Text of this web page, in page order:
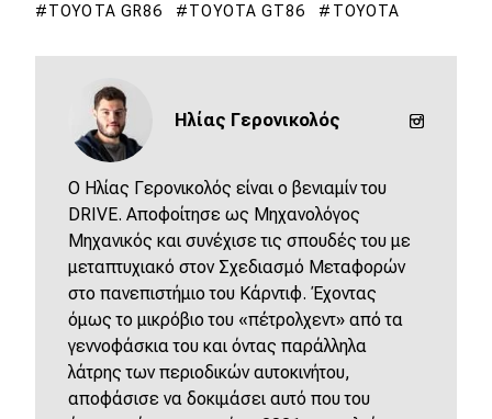
TOYOTA GR86 TOYOTA GT86 TOYOTA
Ηλίας Γερονικολός
O Ηλίας Γερονικολός είναι ο βενιαμίν του
DRIVE. Αποφοίτησε ως Μηχανολόγος
Μηχανικός και συνέχισε τις σπουδές του με
μεταπτυχιακό στον Σχεδιασμό Μεταφορών
στο πανεπιστήμιο του Κάρντιφ. Έχοντας
όμως το μικρόβιο του «πέτρολχεντ» από τα
γεννοφάσκια του και όντας παράλληλα
λάτρης των περιοδικών αυτοκινήτου,
αποφάσισε να δοκιμάσει αυτό που του